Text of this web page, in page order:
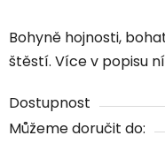
Bohyně hojnosti,
štěstí. Více v popisu
Dostupnost
Můžeme doručit do: